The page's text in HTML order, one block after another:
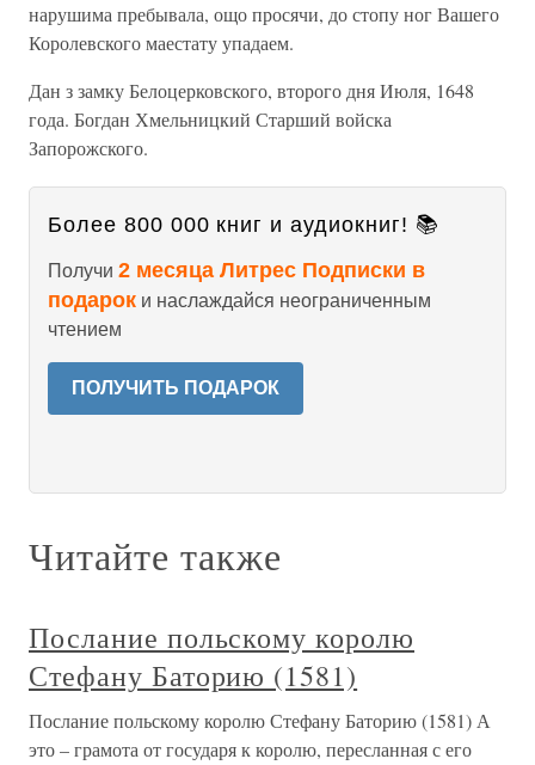
нарушима пребывала, ощо просячи, до стопу ног Вашего
Королевского маестату упадаем.
Дан з замку Белоцерковского, второго дня Июля, 1648
года. Богдан Хмельницкий Старший войска
Запорожского.
Более 800 000 книг и аудиокниг! 📚
Получи 2 месяца Литрес Подписки в
подарок и наслаждайся неограниченным
чтением
ПОЛУЧИТЬ ПОДАРОК
Читайте также
Послание польскому королю
Стефану Баторию (1581)
Послание польскому королю Стефану Баторию (1581) А
это – грамота от государя к королю, пересланная с его